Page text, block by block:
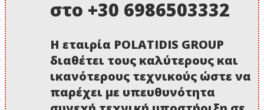
στο +30 6986503332
Η εταιρία POLATIDIS GROUP
διαθέτει τους καλύτερους και
ικανότερους τεχνικούς ώστε να
παρέχει με υπευθυνότητα